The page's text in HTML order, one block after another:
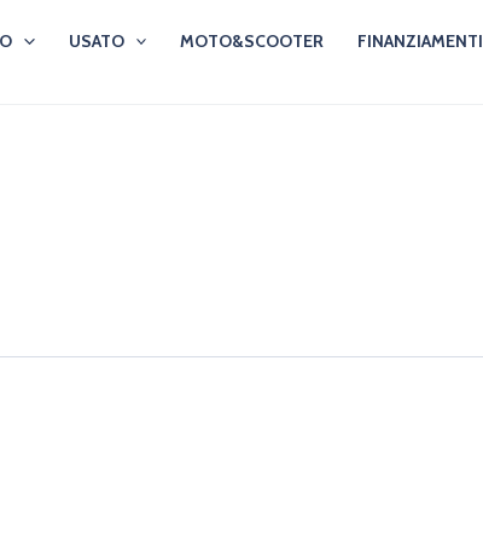
USATO MOTO&SCOOTER FINANZIAMENTI